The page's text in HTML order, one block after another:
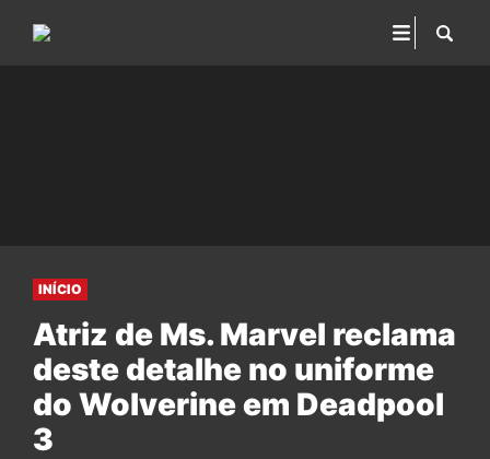
INÍCIO
Atriz de Ms. Marvel reclama
deste detalhe no uniforme
do Wolverine em Deadpool
3